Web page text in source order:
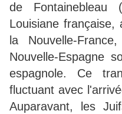
de Fontainebleau
Louisiane
la Nouvelle-
Nouvelle-Espagne
espagnole. Ce
fluctuant avec
Auparavant, les